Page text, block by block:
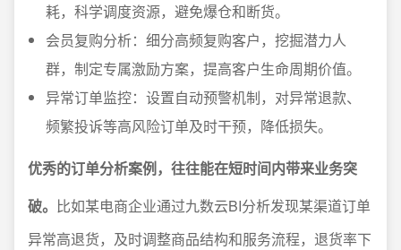
耗，科学调度资源，避免爆仓和断货。
会员复购分析：细分高频复购客户，挖掘潜力人
群，制定专属激励方案，提高客户生命周期价值。
异常订单监控：设置自动预警机制，对异常退款、
频繁投诉等高风险订单及时干预，降低损失。
优秀的订单分析案例，往往能在短时间内带来业务突
破。 比如某电商企业通过九数云BI分析发现某渠道订单
异常高退货，及时调整商品结构和服务流程，退货率下